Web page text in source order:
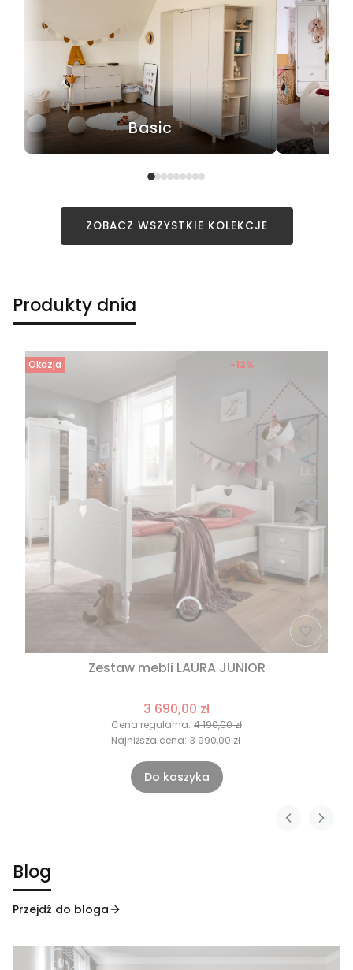
Basic
ZOBACZ WSZYSTKIE KOLEKCJE
Produkty dnia
Okazja
Zestaw mebli LAURA JUNIOR
3 690,00 zł
Cena regularna: 4 190,00 zł
-12%
Najniższa cena: 3 990,00 zł
Do koszyka
Blog
Przejdź do bloga